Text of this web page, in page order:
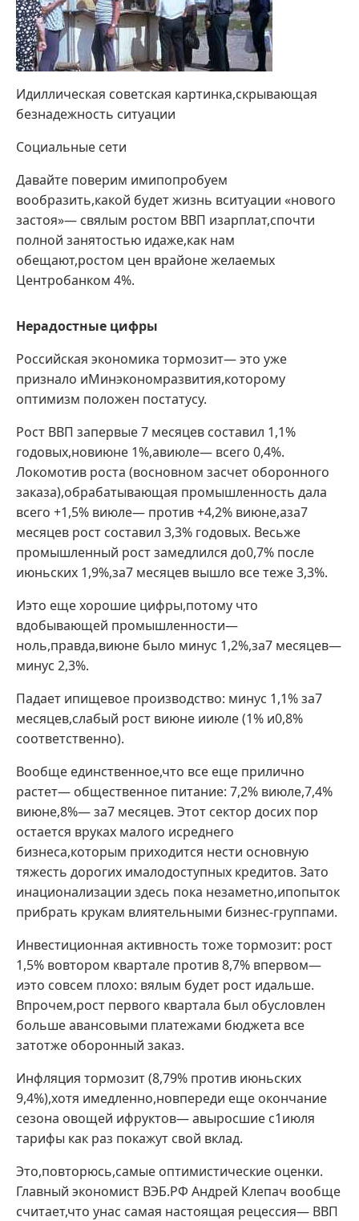
Идиллическая советская картинка,скрывающая
безнадежность ситуации
Социальные сети
Давайте поверим имипопробуем
вообразить,какой будет жизнь вситуации «нового
застоя»— свялым ростом ВВП изарплат,спочти
полной занятостью идаже,как нам
обещают,ростом цен врайоне желаемых
Центробанком 4%.
Нерадостные цифры
Российская экономика тормозит— это уже
признало иМинэкономразвития,которому
оптимизм положен постатусу.
Рост ВВП запервые 7 месяцев составил 1,1%
годовых,новиюне 1%,авиюле— всего 0,4%.
Локомотив роста (восновном засчет оборонного
заказа),обрабатывающая промышленность дала
всего +1,5% виюле— против +4,2% виюне,аза7
месяцев рост составил 3,3% годовых. Весьже
промышленный рост замедлился до0,7% после
июньских 1,9%,за7 месяцев вышло все теже 3,3%.
Иэто еще хорошие цифры,потому что
вдобывающей промышленности—
ноль,правда,виюне было минус 1,2%,за7 месяцев—
минус 2,3%.
Падает ипищевое производство: минус 1,1% за7
месяцев,слабый рост виюне ииюле (1% и0,8%
соответственно).
Вообще единственное,что все еще прилично
растет— общественное питание: 7,2% виюле,7,4%
виюне,8%— за7 месяцев. Этот сектор досих пор
остается вруках малого исреднего
бизнеса,которым приходится нести основную
тяжесть дорогих ималодоступных кредитов. Зато
инационализации здесь пока незаметно,ипопыток
прибрать крукам влиятельными бизнес-группами.
Инвестиционная активность тоже тормозит: рост
1,5% вовтором квартале против 8,7% впервом—
иэто совсем плохо: вялым будет рост идальше.
Впрочем,рост первого квартала был обусловлен
больше авансовыми платежами бюджета все
затотже оборонный заказ.
Инфляция тормозит (8,79% против июньских
9,4%),хотя имедленно,новпереди еще окончание
сезона овощей ифруктов— авыросшие с1июля
тарифы как раз покажут свой вклад.
Это,повторюсь,самые оптимистические оценки.
Главный экономист ВЭБ.РФ Андрей Клепач вообще
считает,что унас самая настоящая рецессия— ВВП